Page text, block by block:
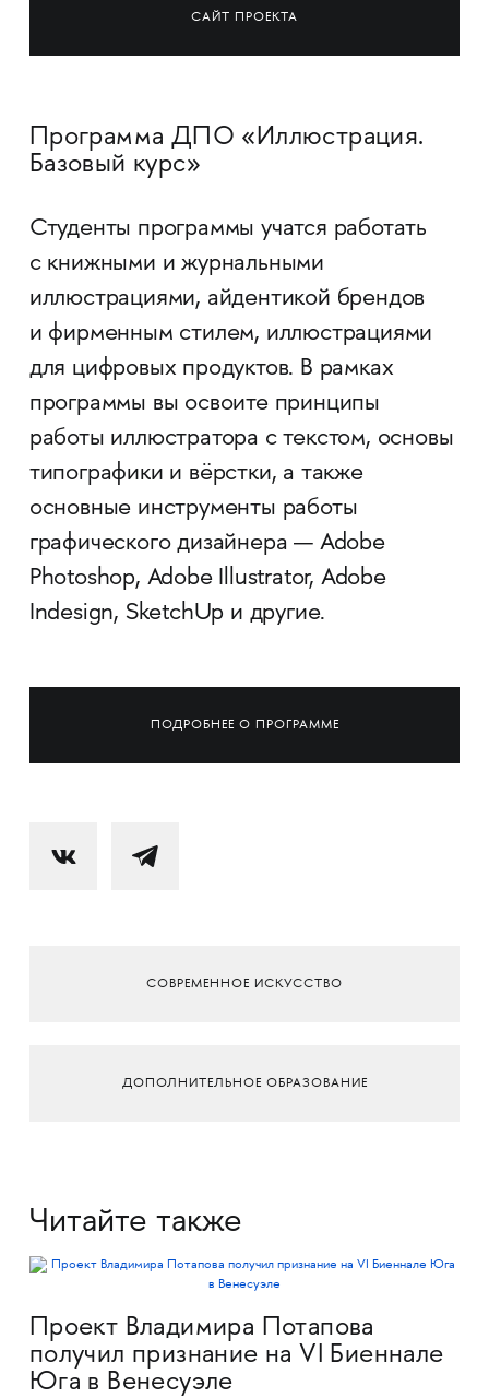
САЙТ ПРОЕКТА
Программа ДПО «Иллюстрация.
Базовый курс»
Студенты программы учатся работать
с книжными и журнальными
иллюстрациями, айдентикой брендов
и фирменным стилем, иллюстрациями
для цифровых продуктов. В рамках
программы вы освоите принципы
работы иллюстратора с текстом, основы
типографики и вёрстки, а также
основные инструменты работы
графического дизайнера — Adobe
Photoshop, Adobe Illustrator, Adobe
Indesign, SketchUp и другие.
ПОДРОБНЕЕ О ПРОГРАММЕ
СОВРЕМЕННОЕ ИСКУССТВО
ДОПОЛНИТЕЛЬНОЕ ОБРАЗОВАНИЕ
Читайте также
Проект Владимира Потапова
получил признание на VI Биеннале
Юга в Венесуэле